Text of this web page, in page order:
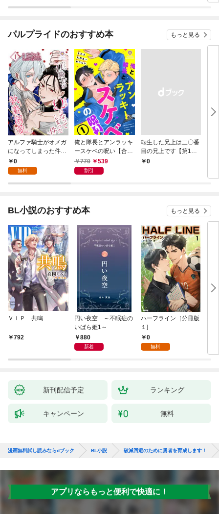
パルプライドのおすすめ本 もっと見る
アルファ騎士がオメガ
になってしまった件～
最強α騎士団長の俺
が、世話焼きα部下か
す～【第1話】（ヴィ
0
無料
俺と隊長とアンラッキ
ースケベの呪い【合本
版１】（ヴィオラコミ
ックス）
770 539
割引
転生した兄上は三〇番
目の兄上です【第1
話】
￥0
高
BL小説のおすすめ本 もっと見る
ＶＩＰ 共鳴
792
円い夜空 ～不眠症の
いばら姫1～
880
新着
ハーフライン［分冊版
１]
0
無料
死
は
新刊配信予定 ランキング
キャンペーン 無料
漫画無料試し読みならdブック BL小説 破滅回避のために勇者を育成します！
アプリならもっと便利で快適に！